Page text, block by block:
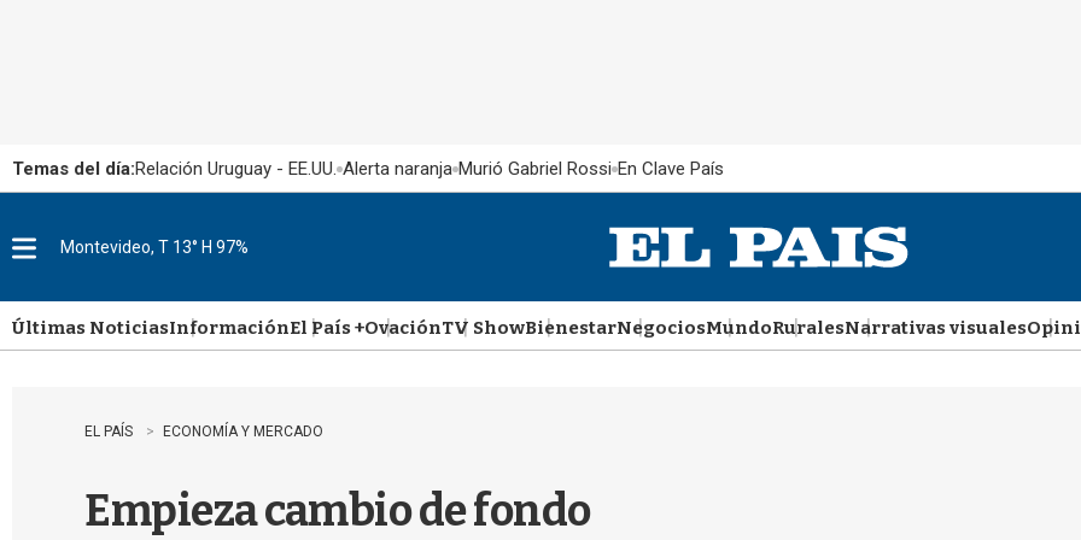
Temas del día:Relación Uruguay - EE.UU. Alerta naranja Murió Gabriel Rossi En Clave País
u
Montevideo, T 13° H 97%
Últimas NoticiasInformaciónEl País +OvaciónTV ShowBienestarNegociosMundoRuralesNarrativas visuales
EL PAÍS ECONOMÍA Y MERCADO
Empieza cambio de fondo